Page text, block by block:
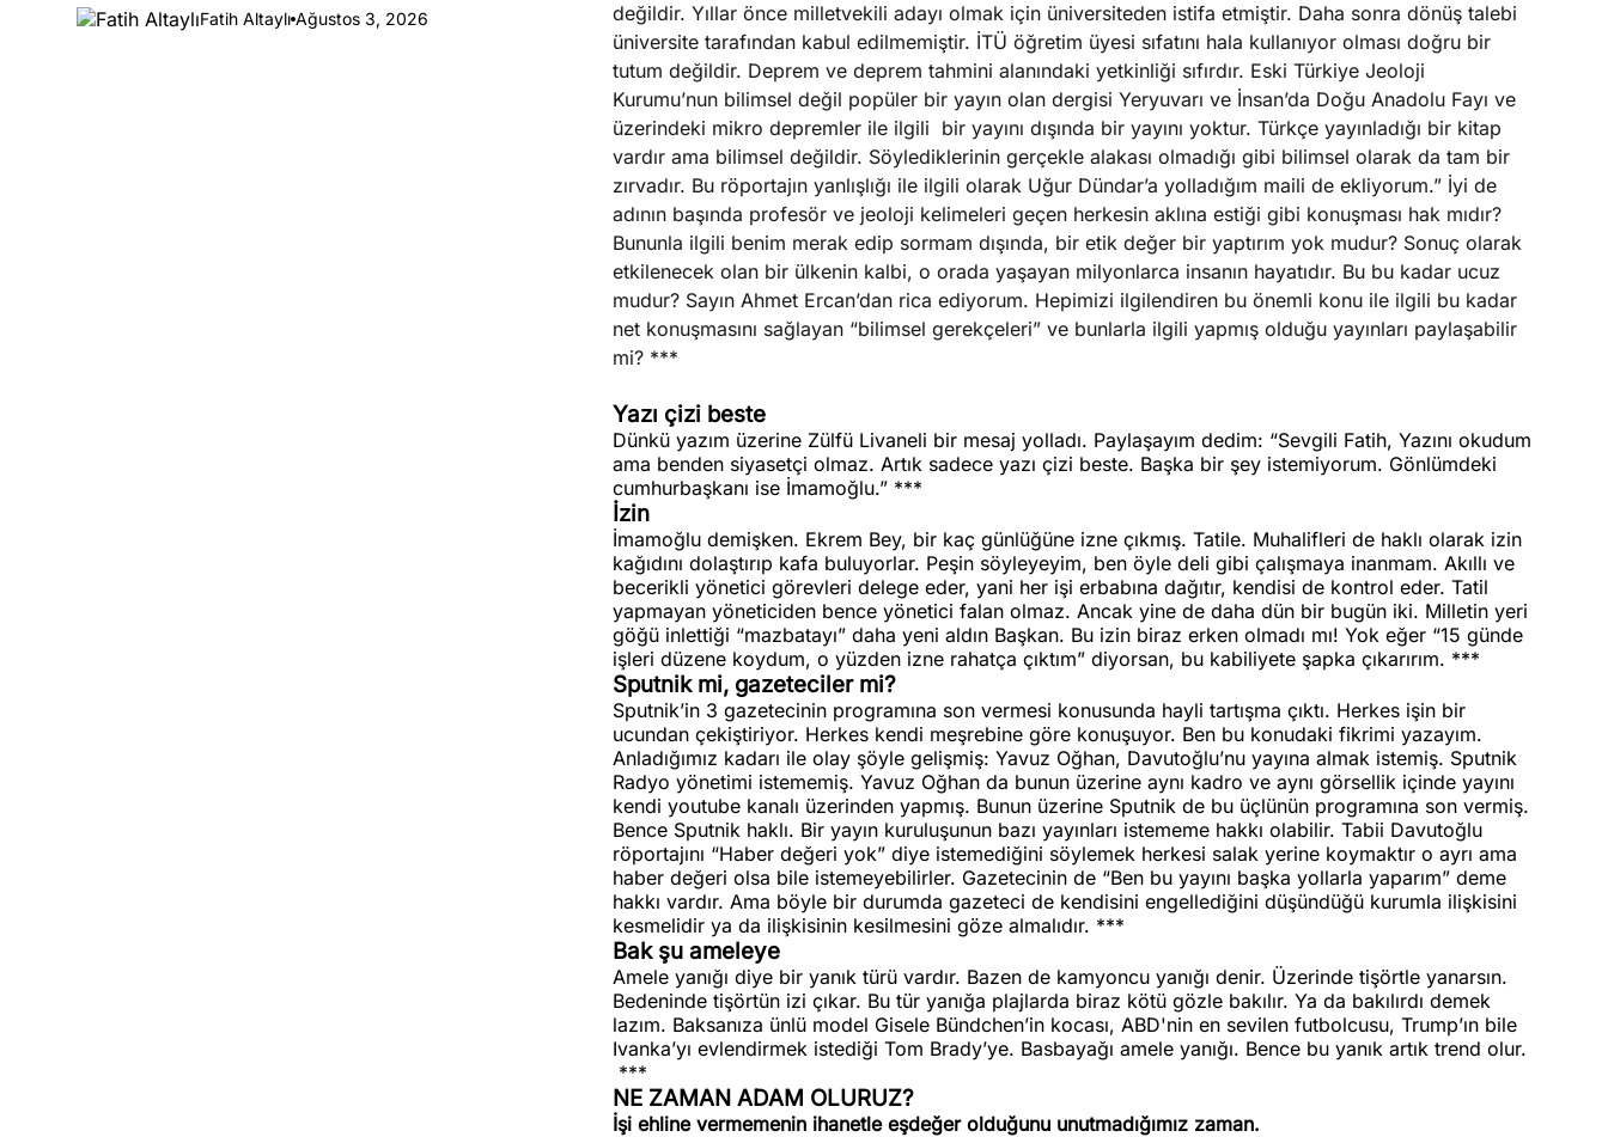
Fatih Altaylı Ağustos 3, 2026
değildir. Yıllar önce milletvekili adayı olmak için üniversiteden istifa etmiştir. Daha sonra dönüş talebi
üniversite tarafından kabul edilmemiştir. İTÜ öğretim üyesi sıfatını hala kullanıyor olması doğru bir
tutum değildir. Deprem ve deprem tahmini alanındaki yetkinliği sıfırdır. Eski Türkiye Jeoloji
Kurumu’nun bilimsel değil popüler bir yayın olan dergisi Yeryuvarı ve İnsan’da Doğu Anadolu Fayı ve
üzerindeki mikro depremler ile ilgili bir yayını dışında bir yayını yoktur. Türkçe yayınladığı bir kitap
vardır ama bilimsel değildir. Söylediklerinin gerçekle alakası olmadığı gibi bilimsel olarak da tam bir
zırvadır. Bu röportajın yanlışlığı ile ilgili olarak Uğur Dündar’a yolladığım maili de ekliyorum.” İyi de
adının başında profesör ve jeoloji kelimeleri geçen herkesin aklına estiği gibi konuşması hak mıdır?
Bununla ilgili benim merak edip sormam dışında, bir etik değer bir yaptırım yok mudur? Sonuç olarak
etkilenecek olan bir ülkenin kalbi, o orada yaşayan milyonlarca insanın hayatıdır. Bu bu kadar ucuz
mudur? Sayın Ahmet Ercan’dan rica ediyorum. Hepimizi ilgilendiren bu önemli konu ile ilgili bu kadar
net konuşmasını sağlayan “bilimsel gerekçeleri” ve bunlarla ilgili yapmış olduğu yayınları paylaşabilir
mi? ***
Yazı çizi beste
Dünkü yazım üzerine Zülfü Livaneli bir mesaj yolladı. Paylaşayım dedim: “Sevgili Fatih, Yazını okudum
ama benden siyasetçi olmaz. Artık sadece yazı çizi beste. Başka bir şey istemiyorum. Gönlümdeki
cumhurbaşkanı ise İmamoğlu.” ***
İzin
İmamoğlu demişken. Ekrem Bey, bir kaç günlüğüne izne çıkmış. Tatile. Muhalifleri de haklı olarak izin
kağıdını dolaştırıp kafa buluyorlar. Peşin söyleyeyim, ben öyle deli gibi çalışmaya inanmam. Akıllı ve
becerikli yönetici görevleri delege eder, yani her işi erbabına dağıtır, kendisi de kontrol eder. Tatil
yapmayan yöneticiden bence yönetici falan olmaz. Ancak yine de daha dün bir bugün iki. Milletin yeri
göğü inlettiği “mazbatayı” daha yeni aldın Başkan. Bu izin biraz erken olmadı mı! Yok eğer “15 günde
işleri düzene koydum, o yüzden izne rahatça çıktım” diyorsan, bu kabiliyete şapka çıkarırım. ***
Sputnik mi, gazeteciler mi?
Sputnik’in 3 gazetecinin programına son vermesi konusunda hayli tartışma çıktı. Herkes işin bir
ucundan çekiştiriyor. Herkes kendi meşrebine göre konuşuyor. Ben bu konudaki fikrimi yazayım.
Anladığımız kadarı ile olay şöyle gelişmiş: Yavuz Oğhan, Davutoğlu’nu yayına almak istemiş. Sputnik
Radyo yönetimi istememiş. Yavuz Oğhan da bunun üzerine aynı kadro ve aynı görsellik içinde yayını
kendi youtube kanalı üzerinden yapmış. Bunun üzerine Sputnik de bu üçlünün programına son vermiş.
Bence Sputnik haklı. Bir yayın kuruluşunun bazı yayınları istememe hakkı olabilir. Tabii Davutoğlu
röportajını “Haber değeri yok” diye istemediğini söylemek herkesi salak yerine koymaktır o ayrı ama
haber değeri olsa bile istemeyebilirler. Gazetecinin de “Ben bu yayını başka yollarla yaparım” deme
hakkı vardır. Ama böyle bir durumda gazeteci de kendisini engellediğini düşündüğü kurumla ilişkisini
kesmelidir ya da ilişkisinin kesilmesini göze almalıdır. ***
Bak şu ameleye
Amele yanığı diye bir yanık türü vardır. Bazen de kamyoncu yanığı denir. Üzerinde tişörtle yanarsın.
Bedeninde tişörtün izi çıkar. Bu tür yanığa plajlarda biraz kötü gözle bakılır. Ya da bakılırdı demek
lazım. Baksanıza ünlü model Gisele Bündchen’in kocası, ABD'nin en sevilen futbolcusu, Trump’ın bile
Ivanka’yı evlendirmek istediği Tom Brady’ye. Basbayağı amele yanığı. Bence bu yanık artık trend olur.
***
NE ZAMAN ADAM OLURUZ?
İşi ehline vermemenin ihanetle eşdeğer olduğunu unutmadığımız zaman.